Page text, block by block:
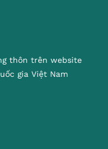
thôn trên website
gia Việt Nam